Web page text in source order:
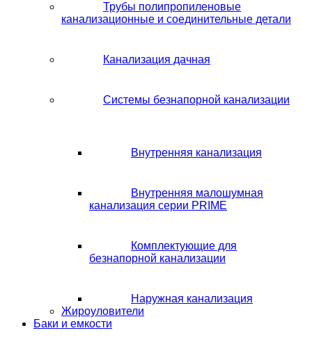
Трубы полипропиленовые
канализационные и соединительные детали
Канализация дачная
Системы безнапорной канализации
Внутренняя канализация
Внутренняя малошумная
канализация серии PRIME
Комплектующие для
безнапорной канализации
Наружная канализация
Жироуловители
Баки и емкости